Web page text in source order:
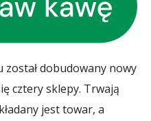
został dobudowany nowy
cztery sklepy. Trwają
jest towar, a